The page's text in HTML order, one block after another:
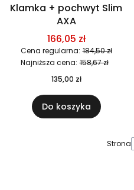
Klamka + pochwyt Slim
AXA
166,05 zł
Cena regularna: 184,50 zł
Najniższa cena: 158,67 zł
135,00 zł
Do koszyka
Strona